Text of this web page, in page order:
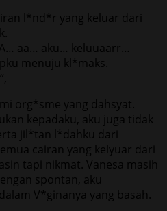
l*nd*r yang keluar dari
aa… aku… keluuaarr…
menuju kl*maks.
org*sme yang dahsyat.
kepadaku, aku juga tidak
jil*tan l*dahku dari
cairan yang kelyuar dari
tapi nikmat. Vanesa masih
spontan, aku
V*ginanya yang basah.